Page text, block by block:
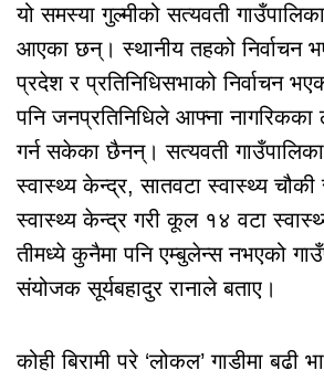
यो समस्या गुल्मीको सत्यवती
आएका छन्। स्थानीय तहको निर्वाचन
प्रदेश र प्रतिनिधिसभाको निर्वाचन
पनि जनप्रतिनिधिले आफ्ना नागरिकका
गर्न सकेका छैनन्। सत्यवती
स्वास्थ्य केन्द्र, सातवटा स्वास्थ्य
स्वास्थ्य केन्द्र गरी कूल १४ वटा
तीमध्ये कुनैमा पनि एम्बुलेन्स नभएको
संयोजक सूर्यबहादुर रानाले बताए।
कोही बिरामी परे ‘लोकल’ गाडीमा बढी